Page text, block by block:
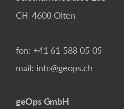
CH-4600 Olten
fon: +41 61 588 05 05
mail: info@geops.ch
geOps GmbH